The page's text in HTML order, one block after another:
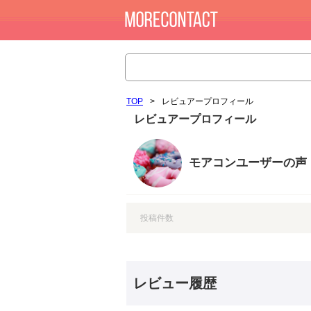
TOP > レビュアープロフィール
レビュアープロフィール
モアコンユーザーの声
投稿件数
レビュー履歴